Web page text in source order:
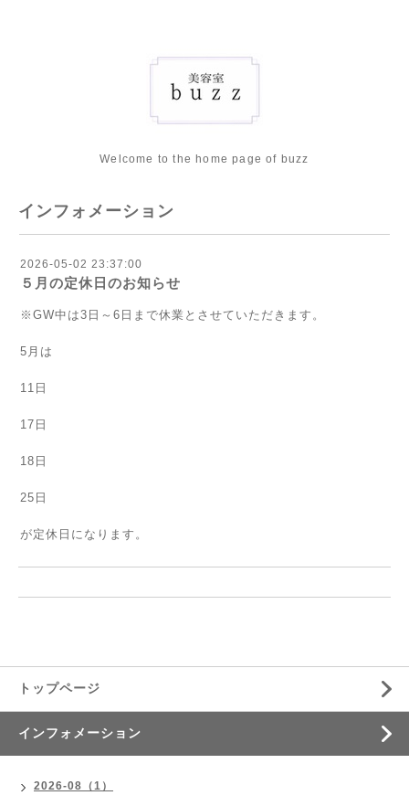
Welcome to the home page of buzz
インフォメーション
2026-05-02 23:37:00
５月の定休日のお知らせ
※GW中は3日～6日まで休業とさせていただきます。
5月は
11日
17日
18日
25日
が定休日になります。
トップページ
インフォメーション
2026-08（1）